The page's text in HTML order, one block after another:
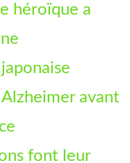
héroïque a
avant
font leur